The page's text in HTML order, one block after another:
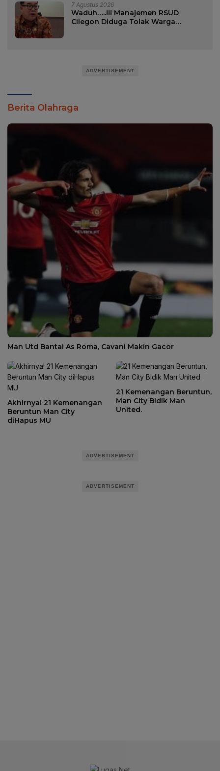
7 Agustus 2026
Waduh…..!!! Manajemen RSUD
Cilegon Diduga Tolak Warga
ADVERTISEMENT
Berita Olahraga
Man Utd Bantai As Roma, Cavani Makin Gacor
Akhirnya! 21 Kemenangan
Beruntun Man City
diHapus MU
21 Kemenangan Beruntun,
Man City Bidik Man
United.
ADVERTISEMENT
ADVERTISEMENT